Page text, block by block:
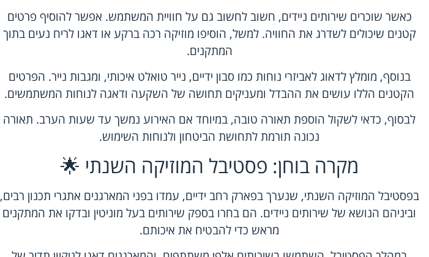
כאשר שוכרים שירותים ניידים, חשוב לחשוב גם על חוויית המשתמש. אפשר להוסיף פרטים
קטנים שיכולים לשדרג את החוויה. למשל, הוסיפו מוזיקה רכה ברקע או דאגו לריח נעים בתוך
המתקנים.
בנוסף, מומלץ לדאוג לאביזרי נוחות כמו סבון ידיים, נייר טואלט איכותי, ומגבות נייר. הפרטים
הקטנים הללו עושים את ההבדל ומעניקים תחושה של השקעה ודאגה לנוחות המשתמשים.
לבסוף, כדאי לשקול הוספת תאורה טובה, במיוחד אם האירוע נמשך עד שעות הערב. תאורה
נכונה תורמת לתחושת הביטחון ולנוחות השימוש.
מקרה בוחן: פסטיבל המוזיקה השנתי 🌟
בפסטיבל המוזיקה השנתי, שנערך בפארק רחב ידיים, עמדו בפני המארגנים אתגרי תכנון רבים,
וביניהם הנושא של שירותים ניידים. הם בחרו בספק שירותים בעל מוניטין ובדקו את המתקנים
מראש כדי להבטיח את איכותם.